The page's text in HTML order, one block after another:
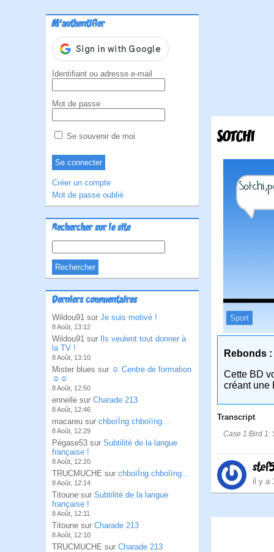
M'authentifier
Identifiant ou adresse e-mail
Mot de passe
Se souvenir de moi
Créer un compte
Mot de passe oublié
Rechercher sur le site
Derniers commentaires
Wildou91 sur Je suis motivé !
8 Août, 13:12
Wildou91 sur
Ils veulent tout donner à
la TV !
8 Août, 13:10
Mister blues sur ☺ Centre de formation
☺☺
8 Août, 12:50
ennelle sur Charade 213
8 Août, 12:46
macareu sur chboïÏng chboïïng...
8 Août, 12:29
Pégase53 sur Subtilité de la langue
française !
8 Août, 12:20
TRUCMUCHE sur chboïÏng chboïïng...
8 Août, 12:14
Titoune sur Subtilité de la langue
française !
8 Août, 12:11
Titoune sur Charade 213
8 Août, 12:10
TRUCMUCHE sur Charade 213
SOTCHI
Sport
Rebonds :
Cette BD
créant une
Transcript
Case 1:Bird 1:
il y a